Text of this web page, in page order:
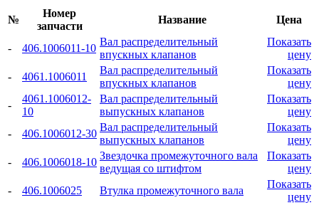
№
Номер
запчасти
Название Цена
- 406.1006011-10
Вал распределительный
впускных клапанов
Показать
цену
-
4061.1006011
Вал распределительный
впускных клапанов
Показать
цену
-
4061.1006012-
10
Вал распределительный
выпускных клапанов
Показать
цену
-
406.1006012-30
Вал распределительный
выпускных клапанов
Показать
цену
-
406.1006018-10
Звездочка промежуточного вала
ведущая со штифтом
Показать
цену
-
406.1006025 Втулка промежуточного вала
Показать
цену